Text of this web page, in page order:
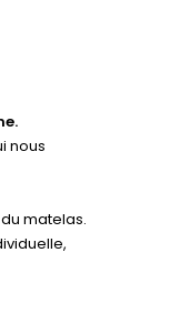
nous
matelas.